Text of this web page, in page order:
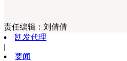
责任编辑： 刘倩倩
凯发代理
|
要闻